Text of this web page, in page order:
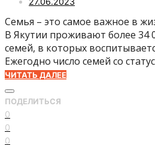
Семья – это самое важное в
В Якутии проживают более 34
семей, в которых
Ежегодно число семей со
ЧИТАТЬ ДАЛЕЕ
ПОДЕЛИТЬСЯ
0
0
0